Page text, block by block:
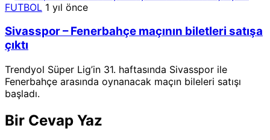
FUTBOL 1 yıl önce
Sivasspor – Fenerbahçe maçının biletleri satışa
çıktı
Trendyol Süper Lig’in 31. haftasında Sivasspor ile
Fenerbahçe arasında oynanacak maçın bileleri satışı
başladı.
Bir Cevap Yaz